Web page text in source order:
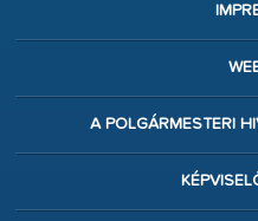
A POLGÁRMESTERI